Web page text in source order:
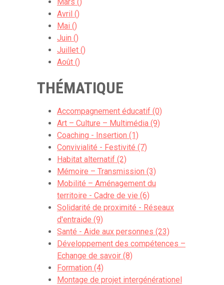
législatif belge.
Un site qui répond à un large éventail
de questions posées dans le cadre
de l'accompagnement de personnes
âgées, qui gagnerait à être reproduit
informations similaires déjà fournies
par les sites des asbl
BruxellesetInfor Homes Wallonie
Lien :www.logement-seniors.com
Avril ()
Mai ()
Juin ()
Juillet ()
Août ()
THÉMATIQUE
Accompagnement éducatif (0)
Art – Culture – Multimédia (9)
Coaching - Insertion (1)
Convivialité - Festivité (7)
Habitat alternatif (2)
Mémoire – Transmission (3)
Mobilité – Aménagement du
territoire - Cadre de vie (6)
Solidarité de proximité - Réseaux
d'entraide (9)
Santé - Aide aux personnes (23)
Développement des compétences –
Echange de savoir (8)
Formation (4)
Montage de projet intergénérationel